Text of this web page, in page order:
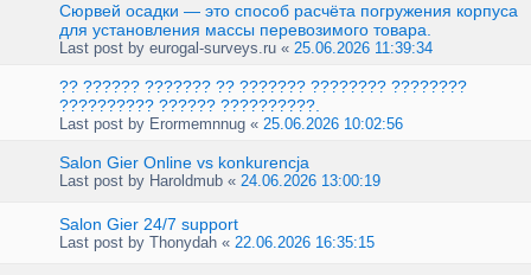
Сюрвей осадки — это способ расчёта погружения корпуса
для установления массы перевозимого товара.
Last post by eurogal-surveys.ru « 25.06.2026 11:39:34
?? ?????? ??????? ?? ??????? ???????? ????????
?????????? ?????? ??????????.
Last post by Erormemnnug « 25.06.2026 10:02:56
Salon Gier Online vs konkurencja
Last post by Haroldmub « 24.06.2026 13:00:19
Salon Gier 24/7 support
Last post by Thonydah « 22.06.2026 16:35:15